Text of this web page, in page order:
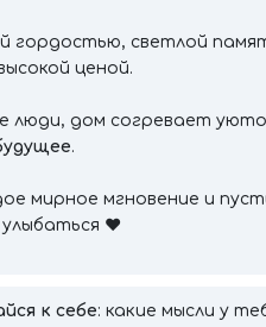
гордостью, светлой
ценой.
люди, дом согревает
.
мирное мгновение и
❤️
к себе: какие мысли у